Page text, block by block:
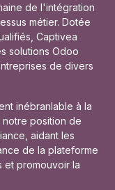
de l'intégration
métier. Dotée
Captivea
solutions Odoo
de divers
inébranlable à la
position de
aidant les
de la plateforme
et promouvoir la